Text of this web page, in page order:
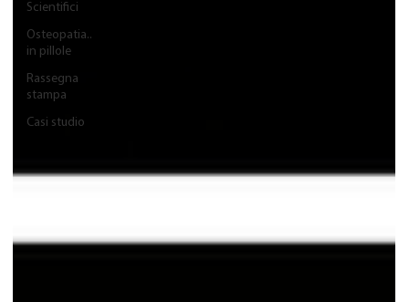
Scientifici
Osteopatia..
in pillole
Rassegna
stampa
Casi studio